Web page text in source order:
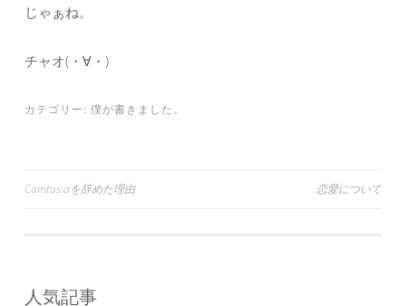
じゃぁね。
チャオ(・∀・)
カテゴリー: 僕が書きました。
投
Camtasiaを辞めた理由 恋愛について
人気記事